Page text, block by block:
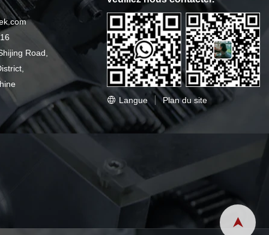
Road,
Langue Plan du site